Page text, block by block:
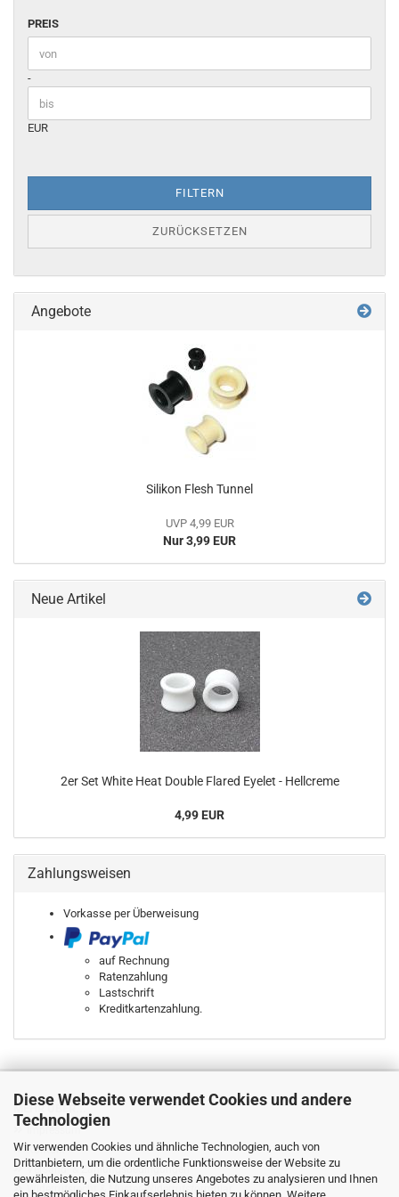
Diese Webseite verwendet Cookies und andere
Technologien
Wir verwenden Cookies und ähnliche Technologien, auch von
Drittanbietern, um die ordentliche Funktionsweise der Website zu
gewährleisten, die Nutzung unseres Angebotes zu analysieren und Ihnen
ein bestmögliches Einkaufserlebnis bieten zu können. Weitere
PREIS
PREIS
Preis bis
-
EUR
FILTERN
ZURÜCKSETZEN
Angebote
Silikon Flesh Tunnel
UVP 4,99 EUR
Nur 3,99 EUR
Neue Artikel
2er Set White Heat Double Flared Eyelet - Hellcreme
4,99 EUR
Zahlungsweisen
Vorkasse per Überweisung
auf Rechnung
Ratenzahlung
Lastschrift
Kreditkartenzahlung.
MEHR ÜBER...
Impressum
Kontakt
Versand- & Zahlungsbedingungen
Widerrufsrecht & Muster-Widerrufsformular